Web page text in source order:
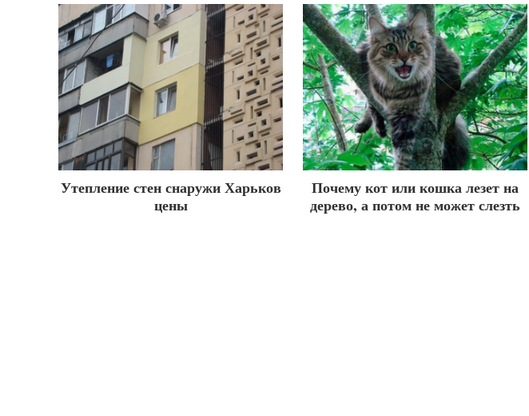
Утепление стен снаружи Харьков
цены
Почему кот или кошка лезет на
дерево, а потом не может слезть